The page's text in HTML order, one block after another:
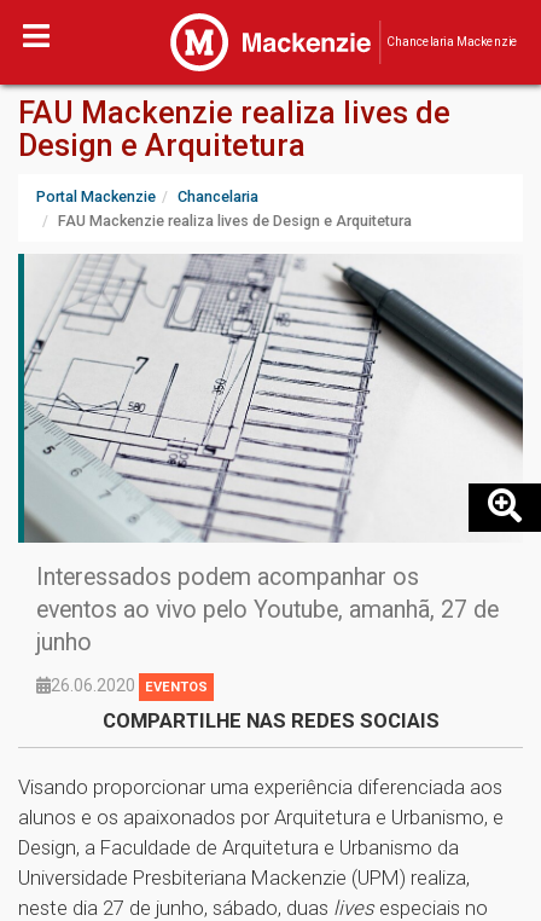
Chancelaria Mackenzie
FAU Mackenzie realiza lives de
Design e Arquitetura
Portal Mackenzie
Chancelaria
FAU Mackenzie realiza lives de Design e Arquitetura
Interessados podem acompanhar os
eventos ao vivo pelo Youtube, amanhã, 27 de
junho
26.06.2020 EVENTOS
COMPARTILHE NAS REDES SOCIAIS
Visando proporcionar uma experiência diferenciada aos
alunos e os apaixonados por Arquitetura e Urbanismo, e
Design, a Faculdade de Arquitetura e Urbanismo da
Universidade Presbiteriana Mackenzie (UPM) realiza,
neste dia 27 de junho, sábado, duas lives especiais no